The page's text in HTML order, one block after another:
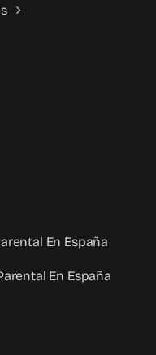
En España
En España